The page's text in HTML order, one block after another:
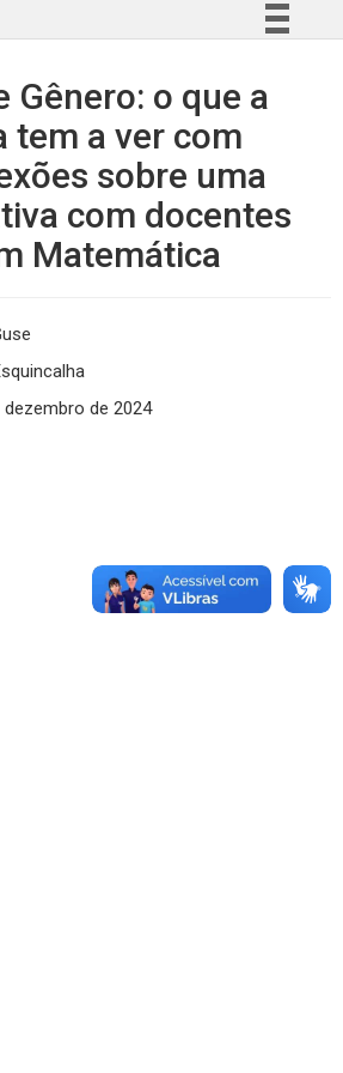
Comunica BR
Participe
Acesso à informação
Legislação
Canais
Gênero: o que a
tem a ver com
sobre uma
com docentes
Matemática
dezembro de 2024